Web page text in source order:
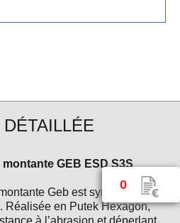
0
GEB ESD S3S
Geb est synonyme de
Réalisée en Putek Hexagon,